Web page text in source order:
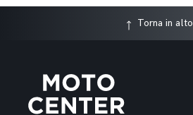
Torna in alto